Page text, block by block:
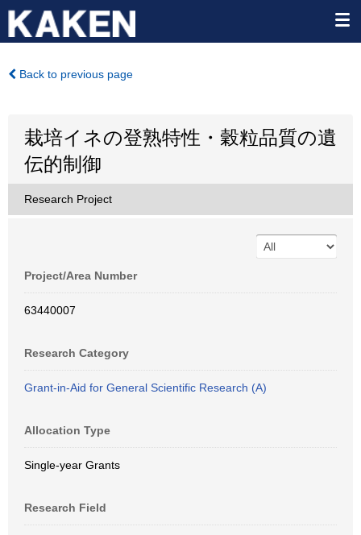
Back to previous page
栽培イネの登熟特性・穀粒品質の遺
伝的制御
Research Project
Project/Area Number
63440007
Research Category
Grant-in-Aid for General Scientific Research (A)
Allocation Type
Single-year Grants
Research Field